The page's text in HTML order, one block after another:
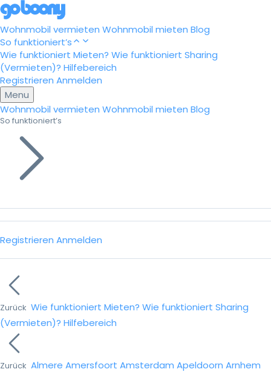
Wohnmobil vermieten Wohnmobil mieten Blog
So funktioniert’s
Wie funktioniert Mieten? Wie funktioniert Sharing
(Vermieten)? Hilfebereich
Registrieren Anmelden
Menu
Wohnmobil vermieten Wohnmobil mieten Blog
So funktioniert’s
Registrieren Anmelden
Zurück Wie funktioniert Mieten? Wie funktioniert Sharing
(Vermieten)? Hilfebereich
Zurück Almere Amersfoort Amsterdam Apeldoorn Arnhem